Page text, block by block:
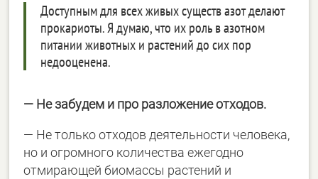
Доступным для всех живых существ азот делают
прокариоты. Я думаю, что их роль в азотном
питании животных и растений до сих пор
недооценена.
― Не забудем и про разложение отходов.
― Не только отходов деятельности человека,
но и огромного количества ежегодно
отмирающей биомассы растений и